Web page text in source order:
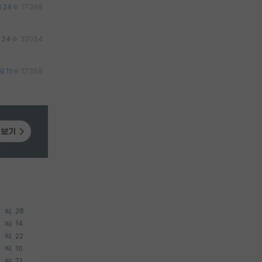
24 17398
24 32054
11 17358
28
14
22
16